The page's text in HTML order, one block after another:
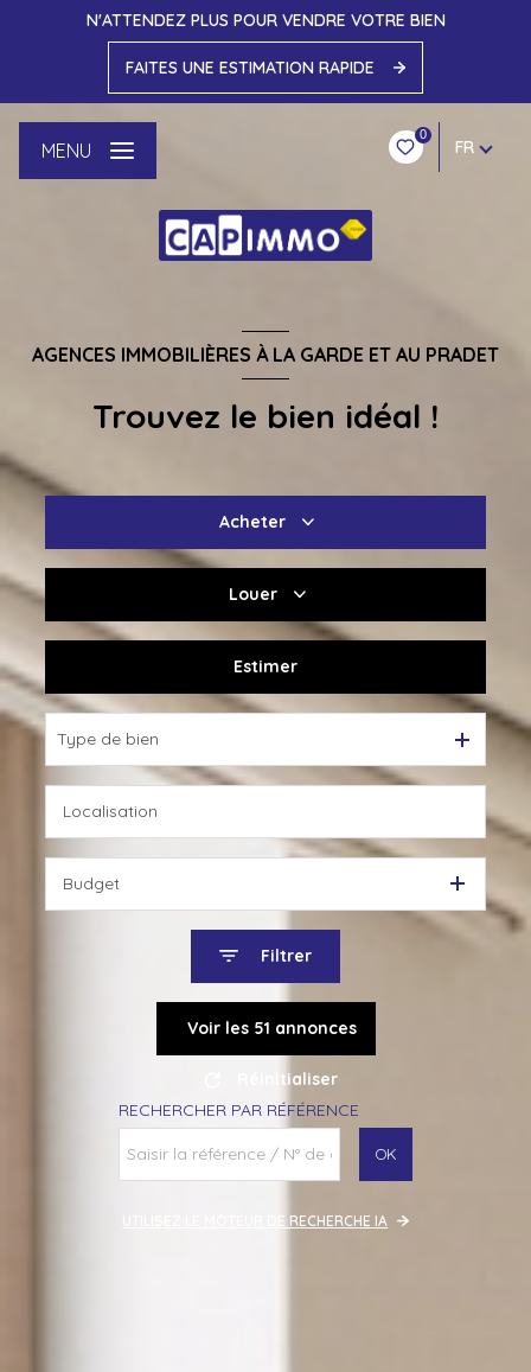
N'ATTENDEZ PLUS POUR VENDRE VOTRE BIEN
FAITES UNE ESTIMATION RAPIDE
0
FR
MENU
AGENCES IMMOBILIÈRES À LA GARDE ET AU PRADET
Trouvez le bien idéal !
Acheter
Du neuf
Louer
De l'immo pro
Estimer
Type de bien
Budget
Filtrer
Voir les 51 annonces
Réinitialiser
RECHERCHER PAR RÉFÉRENCE
OK
UTILISEZ LE MOTEUR DE RECHERCHE IA